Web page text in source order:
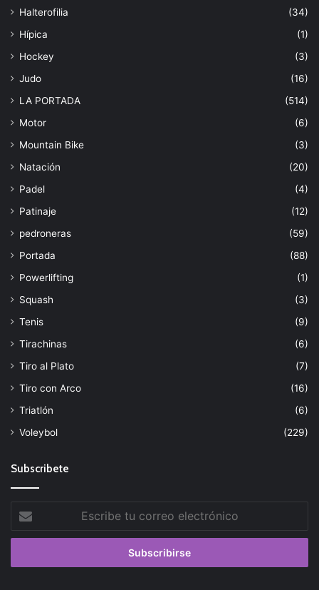
Halterofilia
(34)
Hípica
(1)
Hockey
(3)
Judo
(16)
LA PORTADA
(514)
Motor
(6)
Mountain Bike
(3)
Natación
(20)
Padel
(4)
Patinaje
(12)
pedroneras
(59)
Portada
(88)
Powerlifting
(1)
Squash
(3)
Tenis
(9)
Tirachinas
(6)
Tiro al Plato
(7)
Tiro con Arco
(16)
Triatlón
(6)
Voleybol
(229)
Subscribete
Escribe
tu
correo